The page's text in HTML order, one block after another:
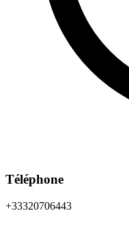
Téléphone
+33320706443